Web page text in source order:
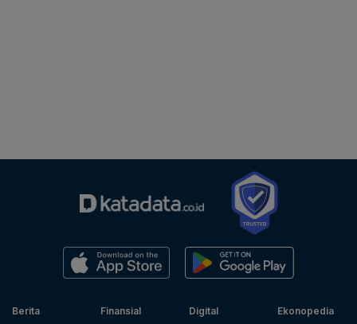
Berita
Finansial
Digital
Ekonopedia